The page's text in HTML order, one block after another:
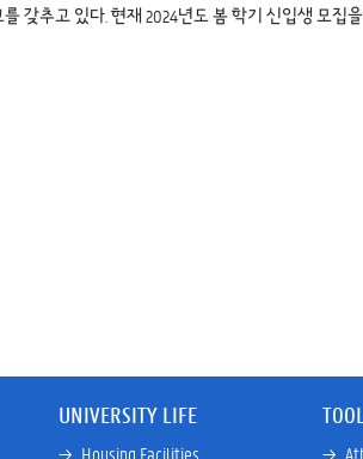
갖추고 있다. 현재 2024년도 봄 학기 신입생 모
UNIVERSITY LIFE
→ Housing Facilities →